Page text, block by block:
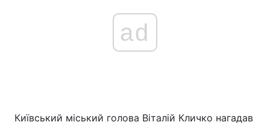
ad
Київський міський голова Віталій Кличко нагадав